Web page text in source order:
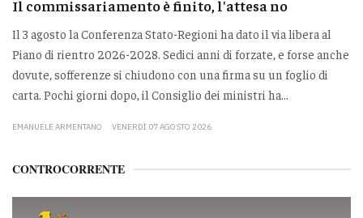
Il commissariamento è finito, l'attesa no
Il 3 agosto la Conferenza Stato-Regioni ha dato il via libera al
Piano di rientro 2026-2028. Sedici anni di forzate, e forse anche
dovute, sofferenze si chiudono con una firma su un foglio di
carta. Pochi giorni dopo, il Consiglio dei ministri ha...
EMANUELE ARMENTANO VENERDÌ 07 AGOSTO 2026
CONTROCORRENTE